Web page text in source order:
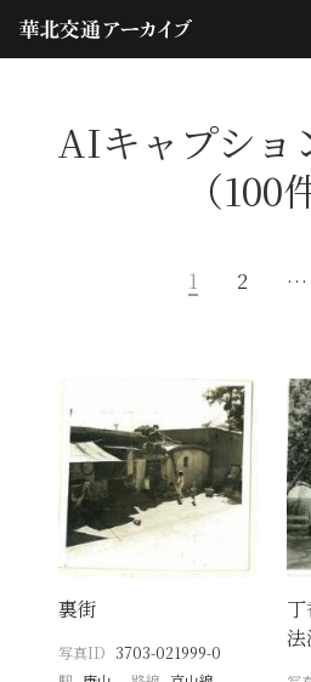
AIキャプショ
（100
1 2 …
裏街
写真ID 3703-021999-0
法